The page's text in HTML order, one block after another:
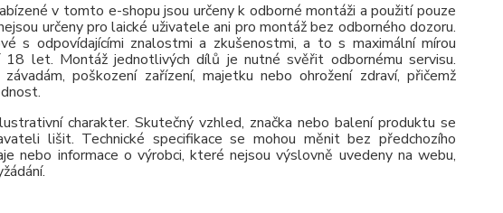
v tomto e-shopu jsou určeny k odborné montáži a použití pouze
určeny pro laické uživatele ani pro montáž bez odborného dozoru.
s odpovídajícími znalostmi a zkušenostmi, a to s maximální mírou
let. Montáž jednotlivých dílů je nutné svěřit odbornému servisu.
poškození zařízení, majetku nebo ohrožení zdraví, přičemž
charakter. Skutečný vzhled, značka nebo balení produktu se
lišit. Technické specifikace se mohou měnit bez předchozího
nebo informace o výrobci, které nejsou výslovně uvedeny na webu,